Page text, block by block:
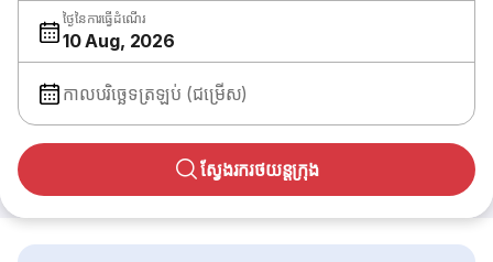
ថ្ងៃនៃការធ្វើដំណើរ
10 Aug, 2026
កាលបរិច្ឆេទត្រឡប់ (ជម្រើស)
ស្វែងរករថយន្តក្រុង